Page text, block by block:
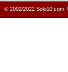
© 2002/2022 Solo10.com